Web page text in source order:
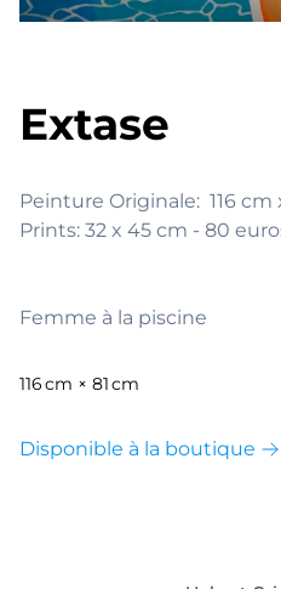
Extase
Peinture Originale:  116 cm
Prints: 32 x 45 cm - 80
Femme à la piscine
116 cm × 81 cm
Disponible à la boutique